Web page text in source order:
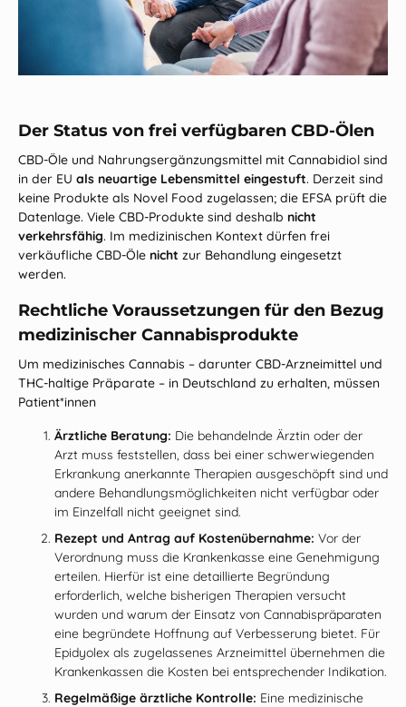
Der Status von frei verfügbaren CBD‑Ölen
CBD‑Öle und Nahrungsergänzungsmittel mit Cannabidiol sind
in der EU als neuartige Lebensmittel eingestuft. Derzeit sind
keine Produkte als Novel Food zugelassen; die EFSA prüft die
Datenlage. Viele CBD‑Produkte sind deshalb nicht
verkehrsfähig. Im medizinischen Kontext dürfen frei
verkäufliche CBD‑Öle nicht zur Behandlung eingesetzt
werden.
Rechtliche Voraussetzungen für den Bezug
medizinischer Cannabisprodukte
Um medizinisches Cannabis – darunter CBD‑Arzneimittel und
THC‑haltige Präparate – in Deutschland zu erhalten, müssen
Patient*innen
Ärztliche Beratung: Die behandelnde Ärztin oder der
Arzt muss feststellen, dass bei einer schwerwiegenden
Erkrankung anerkannte Therapien ausgeschöpft sind und
andere Behandlungsmöglichkeiten nicht verfügbar oder
im Einzelfall nicht geeignet sind.
Rezept und Antrag auf Kostenübernahme: Vor der
Verordnung muss die Krankenkasse eine Genehmigung
erteilen. Hierfür ist eine detaillierte Begründung
erforderlich, welche bisherigen Therapien versucht
wurden und warum der Einsatz von Cannabispräparaten
eine begründete Hoffnung auf Verbesserung bietet. Für
Epidyolex als zugelassenes Arzneimittel übernehmen die
Krankenkassen die Kosten bei entsprechender Indikation.
Regelmäßige ärztliche Kontrolle: Eine medizinische